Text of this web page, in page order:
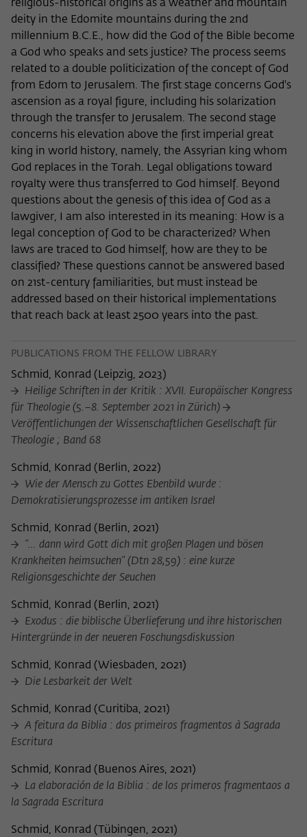
religious-historical origins as a weather and mountain
deity in the Edomite mountains during the 2nd
millennium B.C.E., how did the God of the Bible become
a God who speaks and sets justice? The process seems
related to a double politicization of the concept of God
from Edom to Jerusalem. The first stage concerns God's
ascension as a royal figure, including his solarization
through the transfer to Jerusalem. The second stage
concerns his elevation above the first imperial great
king in world history, namely, the Assyrian king whom
God replaces in the Torah. Legal obligations toward
royalty were thus transferred to God himself. Beyond
questions about the genesis of this idea of God as a
lawgiver, I am also interested in its meaning: How is a
legal conception of God to be characterized? When
laws are traced to God himself, how are they to be
classified? These questions cannot be answered based
on 21st-century familiarities, but must instead be
addressed based on their historical implementations
that reach back at least 2500 years into the past.
PUBLICATIONS FROM THE FELLOW LIBRARY
Schmid, Konrad ( Leipzig, 2023)
Heilige Schriften in der Kritik : XVII. Europäischer Kongress
für Theologie (5.–8. September 2021 in Zürich)
Veröffentlichungen der Wissenschaftlichen Gesellschaft für
Theologie ; Band 68
Schmid, Konrad ( Berlin, 2022)
Wie der Mensch zu Gottes Ebenbild wurde :
Demokratisierungsprozesse im antiken Israel
Schmid, Konrad ( Berlin, 2021)
"... dann wird Gott dich mit großen Plagen und bösen
Krankheiten heimsuchen" (Dtn 28,59) : eine kurze
Religionsgeschichte der Seuchen
Schmid, Konrad ( Berlin, 2021)
Exodus : die biblische Überlieferung und ihre historischen
Hintergründe in der neueren Foschungsdiskussion
Schmid, Konrad (Wiesbaden, 2021)
Die Lesbarkeit der Welt
Schmid, Konrad (Curitiba, 2021)
A feitura da Biblia : dos primeiros fragmentos à Sagrada
Escritura
Schmid, Konrad ( Buenos Aires, 2021)
La elaboración de la Biblia : de los primeros fragmentaos a
la Sagrada Escritura
Schmid, Konrad ( Tübingen, 2021)